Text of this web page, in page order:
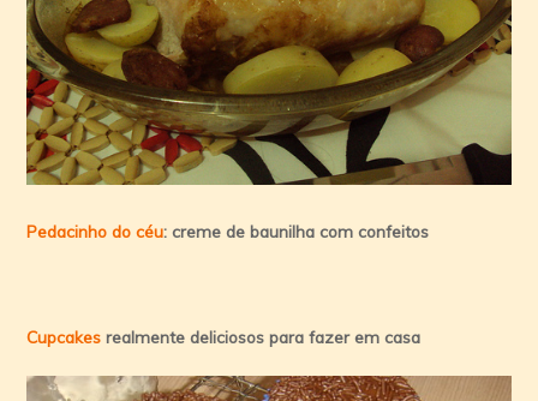
Pedacinho do céu: creme de baunilha com confeitos
Cupcakes realmente deliciosos para fazer em casa